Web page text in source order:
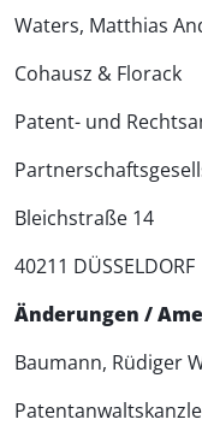
Waters, Matthias
Cohausz & Florack
Patent- und
Bleichstraße 14
40211 DÜSSELDORF
Änderungen /
Baumann, Rüdiger